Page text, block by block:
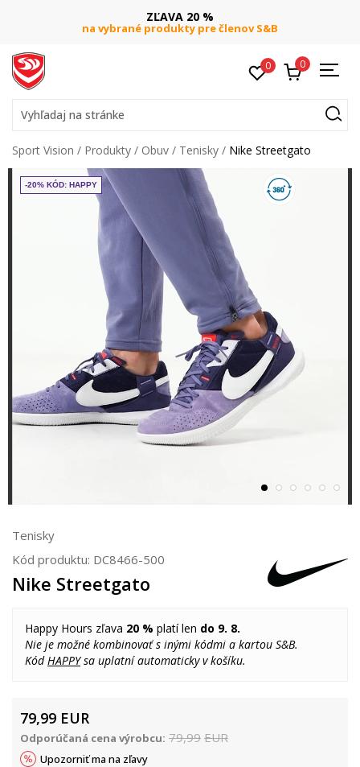
ZĽAVA 20 %
na vybrané produkty pre členov S&B
0 0
Vyhľadaj na stránke
Sport Vision Produkty Obuv Tenisky Nike Streetgato
-20% KÓD: HAPPY
Tenisky
Kód produktu: DC8466-500
Nike Streetgato
Happy Hours zľava 20 % platí len do 9. 8.
Nie je možné kombinovať s inými kódmi a kartou S&B.
KódHAPPYsa uplatní automaticky v košíku.
79,99 EUR
Odporúčaná cena výrobcu: 79,99 EUR
Upozorniť ma na zľavy